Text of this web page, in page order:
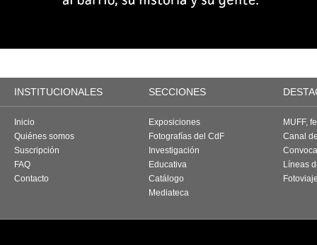
INSTITUCIONALES SECCIONES
Inicio
Quiénes somos
Suscripción
FAQ
Contacto
Exposiciones
Fotografías del CdF
Investigación
Educativa
Catálogo
Mediateca
MUFF,
Canal
Líneas